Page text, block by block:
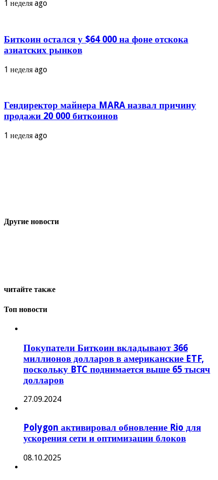
1 неделя ago
Биткоин остался у $64 000 на фоне отскока
азиатских рынков
1 неделя ago
Гендиректор майнера MARA назвал причину
продажи 20 000 биткоинов
1 неделя ago
Другие новости
читайте также
Топ новости
Покупатели Биткоин вкладывают 366
миллионов долларов в американские ETF,
поскольку BTC поднимается выше 65 тысяч
долларов
27.09.2024
Polygon активировал обновление Rio для
ускорения сети и оптимизации блоков
08.10.2025